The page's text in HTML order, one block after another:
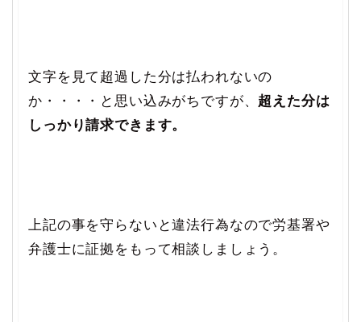
文字を見て超過した分は払われないの
か・・・・と思い込みがちですが、 超えた分は
しっかり請求できます。
上記の事を守らないと違法行為なので労基署や
弁護士に証拠をもって相談しましょう。